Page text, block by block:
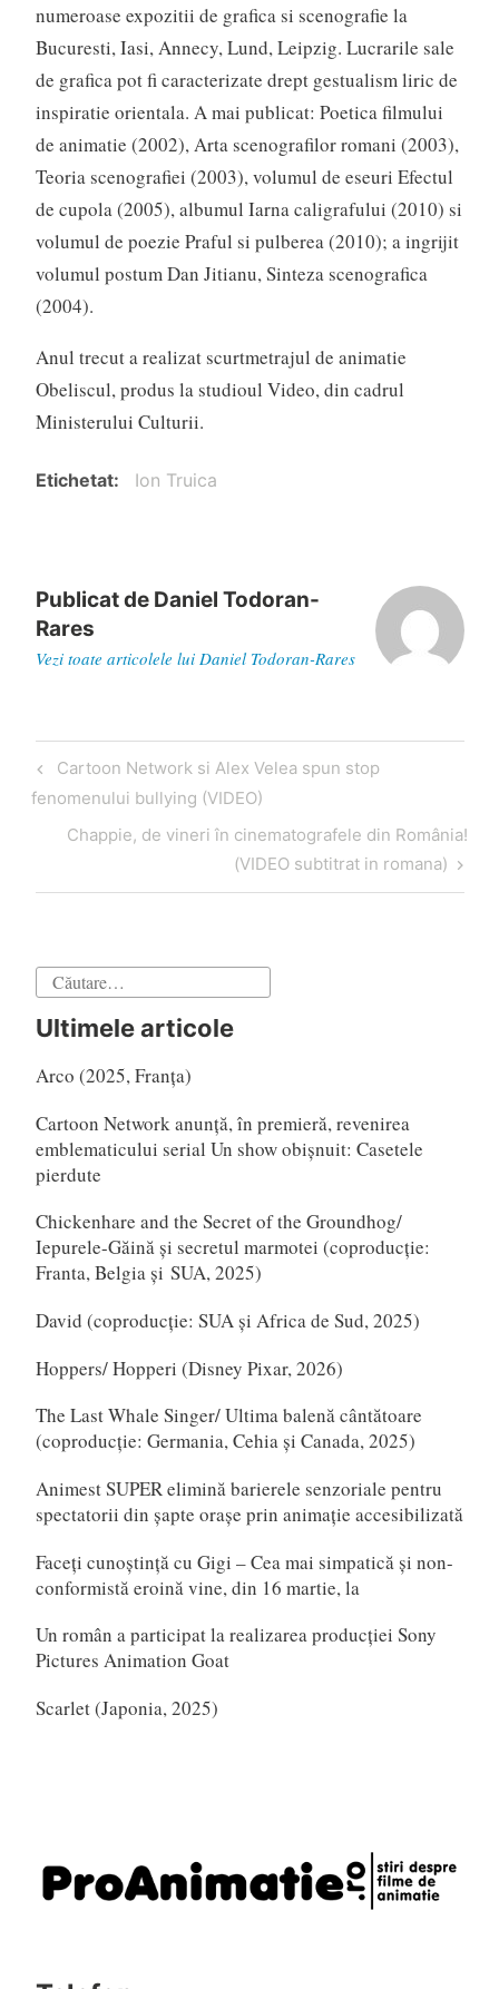
numeroase expozitii de grafica si scenografie la
Bucuresti, Iasi, Annecy, Lund, Leipzig. Lucrarile sale
de grafica pot fi caracterizate drept gestualism liric de
inspiratie orientala. A mai publicat: Poetica filmului
de animatie (2002), Arta scenografilor romani (2003),
Teoria scenografiei (2003), volumul de eseuri Efectul
de cupola (2005), albumul Iarna caligrafului (2010) si
volumul de poezie Praful si pulberea (2010); a ingrijit
volumul postum Dan Jitianu, Sinteza scenografica
(2004).
Anul trecut a realizat scurtmetrajul de animatie
Obeliscul, produs la studioul Video, din cadrul
Ministerului Culturii.
Etichetat Ion Truica
Publicat de Daniel Todoran-
Rares
Vezi toate articolele lui Daniel Todoran-Rares
Navigare
în
articole
Articol
anterior
Cartoon Network si Alex Velea spun stop
fenomenului bullying (VIDEO)
Articol
Chappie, de vineri în cinematografele din România!
(VIDEO subtitrat in romana)
Caută
Ultimele articole
Arco (2025, Franța)
Cartoon Network anunță, în premieră, revenirea
emblematicului serial Un show obișnuit: Casetele
pierdute
Chickenhare and the Secret of the Groundhog/
Iepurele-Găină și secretul marmotei (coproducție:
Franta, Belgia și SUA, 2025)
David (coproducție: SUA și Africa de Sud, 2025)
Hoppers/ Hopperi (Disney Pixar, 2026)
The Last Whale Singer/ Ultima balenă cântătoare
(coproducție: Germania, Cehia și Canada, 2025)
Animest SUPER elimină barierele senzoriale pentru
spectatorii din șapte orașe prin animație accesibilizată
Faceți cunoștință cu Gigi – Cea mai simpatică și non-
conformistă eroină vine, din 16 martie, la
Un român a participat la realizarea producției Sony
Pictures Animation Goat
Scarlet (Japonia, 2025)